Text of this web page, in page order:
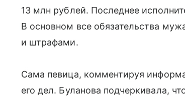
13 млн рублей. Последнее
В основном все обязательства
и штрафами.
Сама певица, комментируя
его дел. Буланова подчеркивала,